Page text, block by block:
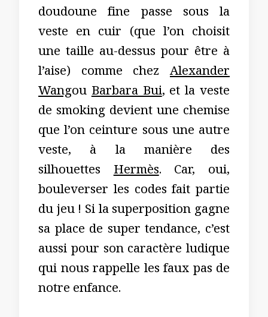
doudoune fine passe sous la
veste en cuir (que l’on choisit
une taille au-dessus pour être à
l’aise) comme chezAlexander
WangouBarbara Bui, et la veste
de smoking devient une chemise
que l’on ceinture sous une autre
veste, à la manière des
silhouettesHermès. Car, oui,
bouleverser les codes fait partie
du jeu ! Si la superposition gagne
sa place de super tendance, c’est
aussi pour son caractère ludique
qui nous rappelle les faux pas de
notre enfance.